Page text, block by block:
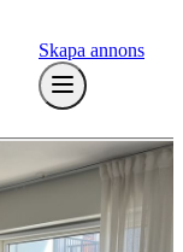
Skapa annons